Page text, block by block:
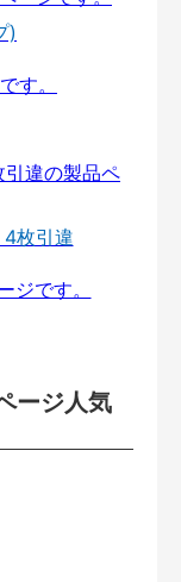
)
枚引違
ージ人気